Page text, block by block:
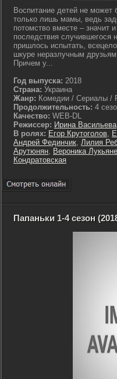
Воспитание детей не может
только лишь мамы, ведь
потомство вместе – значит
последствия
пришлось испытать,
шкуре неразлучным
Причем у...
Год выпуска: 2018
Страна: Украина
Жанр: Комедии / Сериалы /
Продолжительность: 4
Качество: WEB-DL
Режиссер: Ирина Васильева
В ролях: Егор Крутоголов,
Андрей Фединчик, Лилия
Арутюнян, Вероника
Кондратовская
Папаньки 1-4 сезон